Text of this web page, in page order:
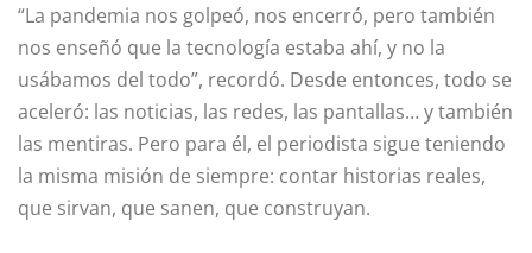
“La pandemia nos golpeó, nos encerró, pero también
nos enseñó que la tecnología estaba ahí, y no la
usábamos del todo”, recordó. Desde entonces, todo se
aceleró: las noticias, las redes, las pantallas… y también
las mentiras. Pero para él, el periodista sigue teniendo
la misma misión de siempre: contar historias reales,
que sirvan, que sanen, que construyan.